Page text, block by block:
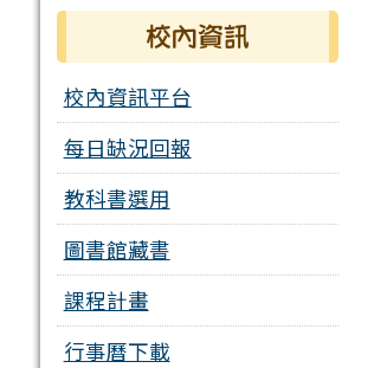
校內資訊
校內資訊平台
每日缺況回報
教科書選用
圖書館藏書
課程計畫
行事曆下載